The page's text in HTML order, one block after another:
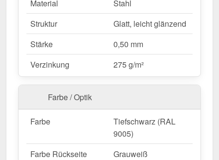
direkte Verschraubung.
Feste Längen
– 2,00 m, flexibel für Ihr
Bauprojekt.
Ideal für folgende Anwendungen:
Wand- & Innenkantenabschlüsse– Perfekte
Verkleidungen & Abdeckungen
Gartenhäuser & Carports– Stabile Lösung für
Innenübergänge an Metall- und
Holzkonstruktionen.
Material
Stahl
Struktur
Glatt, leicht glänzend
Stärke
0,50 mm
Verzinkung
275 g/m²
Farbe / Optik
Farbe
Tiefschwarz (RAL
9005)
Farbe Rückseite
Grauweiß